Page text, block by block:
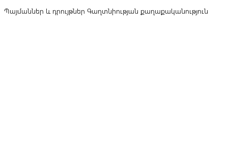
Պայմաններ և դրույթներ Գաղտնիության քաղաքականություն